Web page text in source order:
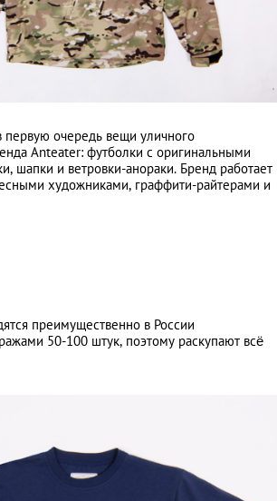
очередь вещи уличного
Anteater: футболки с оригинальными
шапки и ветровки-анораки. Бренд работает
художниками, граффити-райтерами и
преимущественно в России
50-100 штук, поэтому раскупают всё